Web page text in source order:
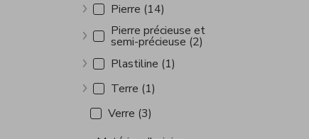
Afficher plus
Pierre (14)
Afficher plus
Pierre précieuse et
semi-précieuse (2)
Afficher plus
Plastiline (1)
Afficher plus
Terre (1)
Verre (3)